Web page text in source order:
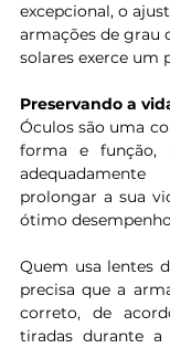
excepcional, o
armações de grau
solares exerce um
Preservando a
Óculos são uma
forma e função,
prolongar a sua
ótimo
Quem usa lentes
precisa que a
correto, de
tiradas durante a